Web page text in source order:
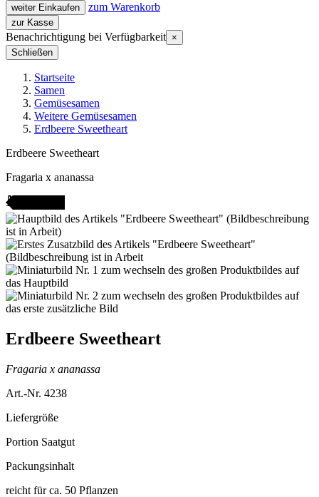
weiter Einkaufen
zum Warenkorb
zur Kasse
Benachrichtigung bei Verfügbarkeit ×
Schließen
Startseite
Samen
Gemüsesamen
Weitere Gemüsesamen
Erdbeere Sweetheart
Erdbeere Sweetheart
Fragaria x ananassa
Erdbeere Sweetheart
Fragaria x ananassa
Art.-Nr. 4238
Liefergröße
Portion Saatgut
Packungsinhalt
reicht für ca. 50 Pflanzen